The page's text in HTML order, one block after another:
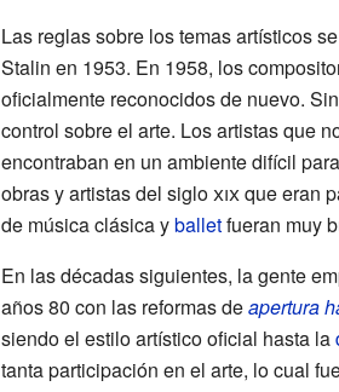
Las reglas sobre los temas artísticos
Stalin en 1953. En 1958, los
oficialmente reconocidos de nuevo.
control sobre el arte. Los artistas que
encontraban en un ambiente difícil
obras y artistas del sigloxixque eran
de música clásica yballetfueran muy
En las décadas siguientes, la gente
años 80 con las reformas deapertura
siendo el estilo artístico oficial hasta la
tanta participación en el arte, lo cual